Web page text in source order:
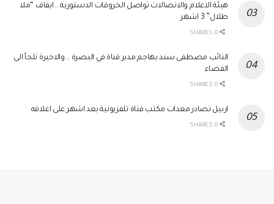
هيئة الاعلام والاتصالات تواصل الخروقات الدستورية .. ايقاف “ملا
طلال” 3 اشهر
النائب مصطفى سند يهاجم مدير قناة في البصرة .. والاخيرة تلجأ الى
القضاء
اربيل تصادر معدات مكتب قناة تلفزيونية بعد اشهر على اغلاقه